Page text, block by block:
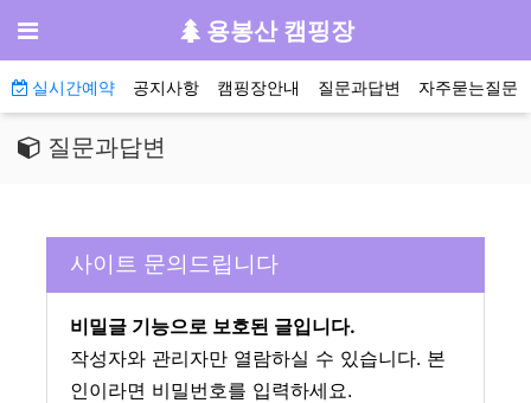
메뉴 용봉산 캠핑장
메인 메뉴
실시간예약 공지사항 캠핑장안내 질문과답변 자주묻는질문
질문과답변
사이트 문의드립니다
비밀글 기능으로 보호된 글입니다.
작성자와 관리자만 열람하실 수 있습니다. 본
인이라면 비밀번호를 입력하세요.